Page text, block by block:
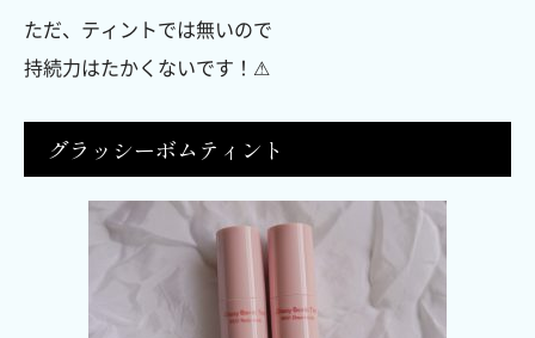
ただ、ティントでは無いので
持続力はたかくないです！⚠︎
グラッシーボムティント